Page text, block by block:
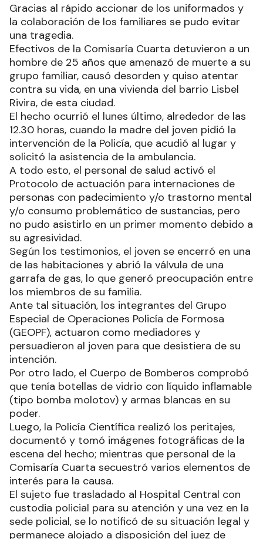
Gracias al rápido accionar de los uniformados y
la colaboración de los familiares se pudo evitar
una tragedia.
Efectivos de la Comisaría Cuarta detuvieron a un
hombre de 25 años que amenazó de muerte a su
grupo familiar, causó desorden y quiso atentar
contra su vida, en una vivienda del barrio Lisbel
Rivira, de esta ciudad.
El hecho ocurrió el lunes último, alrededor de las
12.30 horas, cuando la madre del joven pidió la
intervención de la Policía, que acudió al lugar y
solicitó la asistencia de la ambulancia.
A todo esto, el personal de salud activó el
Protocolo de actuación para internaciones de
personas con padecimiento y/o trastorno mental
y/o consumo problemático de sustancias, pero
no pudo asistirlo en un primer momento debido a
su agresividad.
Según los testimonios, el joven se encerró en una
de las habitaciones y abrió la válvula de una
garrafa de gas, lo que generó preocupación entre
los miembros de su familia.
Ante tal situación, los integrantes del Grupo
Especial de Operaciones Policía de Formosa
(GEOPF), actuaron como mediadores y
persuadieron al joven para que desistiera de su
intención.
Por otro lado, el Cuerpo de Bomberos comprobó
que tenía botellas de vidrio con líquido inflamable
(tipo bomba molotov) y armas blancas en su
poder.
Luego, la Policía Científica realizó los peritajes,
documentó y tomó imágenes fotográficas de la
escena del hecho; mientras que personal de la
Comisaría Cuarta secuestró varios elementos de
interés para la causa.
El sujeto fue trasladado al Hospital Central con
custodia policial para su atención y una vez en la
sede policial, se lo notificó de su situación legal y
permanece alojado a disposición del juez de